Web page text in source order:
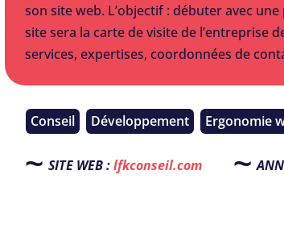
son site web. L’objectif : débuter avec
site sera la carte de visite de l’entreprise
services, expertises, coordonnées de
Conseil Développement Ergonomie
SITE WEB :lfkconseil.com